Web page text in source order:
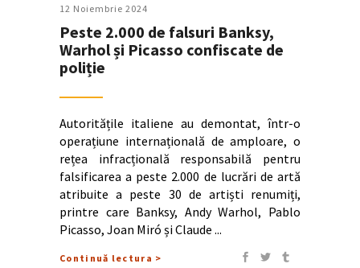
12 Noiembrie 2024
Peste 2.000 de falsuri Banksy,
Warhol și Picasso confiscate de
poliție
Autoritățile italiene au demontat, într-o
operațiune internațională de amploare, o
rețea infracțională responsabilă pentru
falsificarea a peste 2.000 de lucrări de artă
atribuite a peste 30 de artiști renumiți,
printre care Banksy, Andy Warhol, Pablo
Picasso, Joan Miró și Claude
Continuă lectura >